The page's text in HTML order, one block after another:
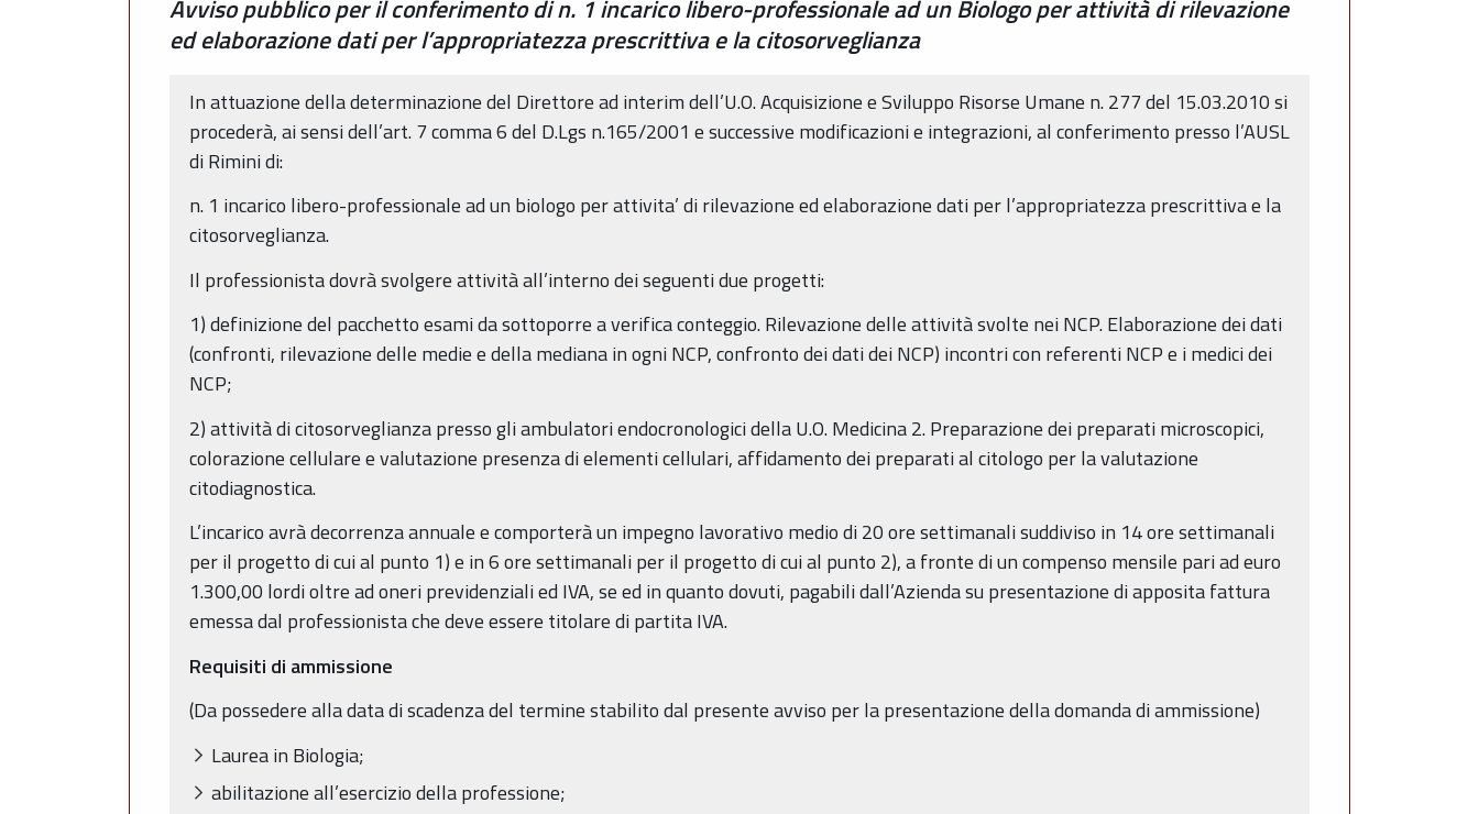
Avviso pubblico per il conferimento di n. 1 incarico libero-professionale ad un Biologo per attività di rilevazione
ed elaborazione dati per l’appropriatezza prescrittiva e la citosorveglianza
In attuazione della determinazione del Direttore ad interim dell’U.O. Acquisizione e Sviluppo Risorse Umane n. 277 del 15.03.2010 si
procederà, ai sensi dell’art. 7 comma 6 del D.Lgs n.165/2001 e successive modificazioni e integrazioni, al conferimento presso l’AUSL
di Rimini di:
n. 1 incarico libero-professionale ad un biologo per attivita’ di rilevazione ed elaborazione dati per l’appropriatezza prescrittiva e la
citosorveglianza.
Il professionista dovrà svolgere attività all’interno dei seguenti due progetti:
1) definizione del pacchetto esami da sottoporre a verifica conteggio. Rilevazione delle attività svolte nei NCP. Elaborazione dei dati
(confronti, rilevazione delle medie e della mediana in ogni NCP, confronto dei dati dei NCP) incontri con referenti NCP e i medici dei
NCP;
2) attività di citosorveglianza presso gli ambulatori endocronologici della U.O. Medicina 2. Preparazione dei preparati microscopici,
colorazione cellulare e valutazione presenza di elementi cellulari, affidamento dei preparati al citologo per la valutazione
citodiagnostica.
L’incarico avrà decorrenza annuale e comporterà un impegno lavorativo medio di 20 ore settimanali suddiviso in 14 ore settimanali
per il progetto di cui al punto 1) e in 6 ore settimanali per il progetto di cui al punto 2), a fronte di un compenso mensile pari ad euro
1.300,00 lordi oltre ad oneri previdenziali ed IVA, se ed in quanto dovuti, pagabili dall’Azienda su presentazione di apposita fattura
emessa dal professionista che deve essere titolare di partita IVA.
Requisiti di ammissione
(Da possedere alla data di scadenza del termine stabilito dal presente avviso per la presentazione della domanda di ammissione)
Laurea in Biologia;
abilitazione all’esercizio della professione;